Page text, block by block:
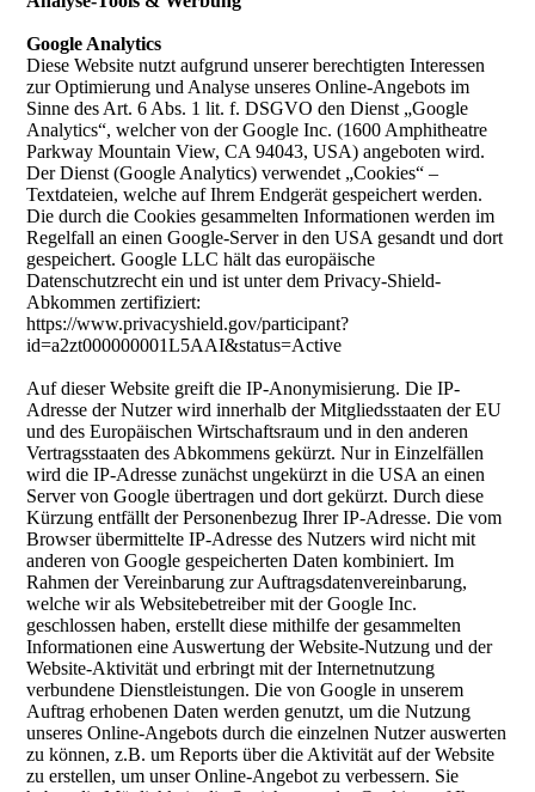
Google Analytics
Diese Website nutzt aufgrund unserer berechtigten Interessen
zur Optimierung und Analyse unseres Online-Angebots im
Sinne des Art. 6 Abs. 1 lit. f. DSGVO den Dienst „Google
Analytics“, welcher von der Google Inc. (1600 Amphitheatre
Parkway Mountain View, CA 94043, USA) angeboten wird.
Der Dienst (Google Analytics) verwendet „Cookies“ –
Textdateien, welche auf Ihrem Endgerät gespeichert werden.
Die durch die Cookies gesammelten Informationen werden im
Regelfall an einen Google-Server in den USA gesandt und dort
gespeichert. Google LLC hält das europäische
Datenschutzrecht ein und ist unter dem Privacy-Shield-
Abkommen zertifiziert:
https://www.privacyshield.gov/participant?
id=a2zt000000001L5AAI&status=Active
Auf dieser Website greift die IP-Anonymisierung. Die IP-
Adresse der Nutzer wird innerhalb der Mitgliedsstaaten der EU
und des Europäischen Wirtschaftsraum und in den anderen
Vertragsstaaten des Abkommens gekürzt. Nur in Einzelfällen
wird die IP-Adresse zunächst ungekürzt in die USA an einen
Server von Google übertragen und dort gekürzt. Durch diese
Kürzung entfällt der Personenbezug Ihrer IP-Adresse. Die vom
Browser übermittelte IP-Adresse des Nutzers wird nicht mit
anderen von Google gespeicherten Daten kombiniert. Im
Rahmen der Vereinbarung zur Auftragsdatenvereinbarung,
welche wir als Websitebetreiber mit der Google Inc.
geschlossen haben, erstellt diese mithilfe der gesammelten
Informationen eine Auswertung der Website-Nutzung und der
Website-Aktivität und erbringt mit der Internetnutzung
verbundene Dienstleistungen. Die von Google in unserem
Auftrag erhobenen Daten werden genutzt, um die Nutzung
unseres Online-Angebots durch die einzelnen Nutzer auswerten
zu können, z.B. um Reports über die Aktivität auf der Website
zu erstellen, um unser Online-Angebot zu verbessern. Sie